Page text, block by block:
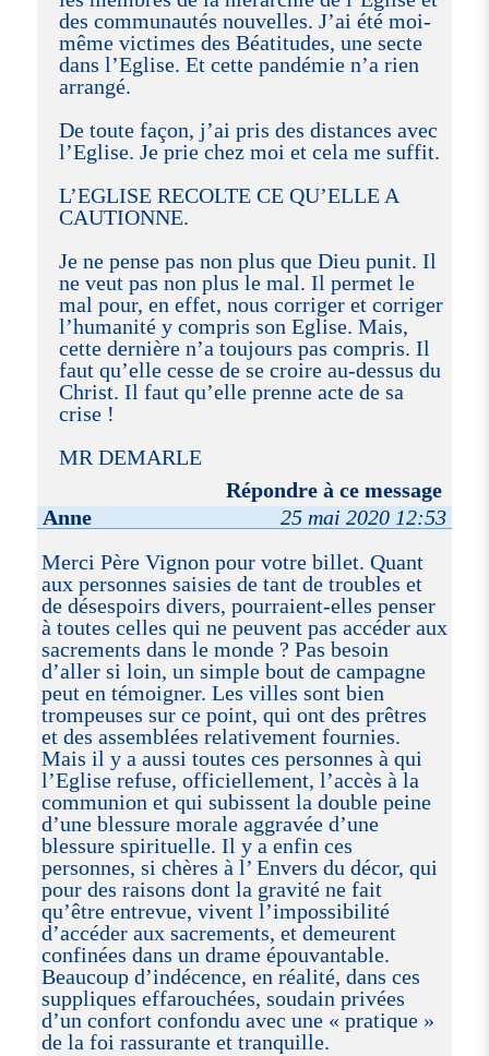
des communautés nouvelles. J’ai été moi-
même victimes des Béatitudes, une secte
dans l’Eglise. Et cette pandémie n’a rien
arrangé.
De toute façon, j’ai pris des distances avec
l’Eglise. Je prie chez moi et cela me suffit.
L’EGLISE RECOLTE CE QU’ELLE A
CAUTIONNE.
Je ne pense pas non plus que Dieu punit. Il
ne veut pas non plus le mal. Il permet le
mal pour, en effet, nous corriger et corriger
l’humanité y compris son Eglise. Mais,
cette dernière n’a toujours pas compris. Il
faut qu’elle cesse de se croire au-dessus du
Christ. Il faut qu’elle prenne acte de sa
crise !
MR DEMARLE
Répondre à ce message
Anne
25 mai 2020 12:53
Merci Père Vignon pour votre billet. Quant
aux personnes saisies de tant de troubles et
de désespoirs divers, pourraient-elles penser
à toutes celles qui ne peuvent pas accéder aux
sacrements dans le monde ? Pas besoin
d’aller si loin, un simple bout de campagne
peut en témoigner. Les villes sont bien
trompeuses sur ce point, qui ont des prêtres
et des assemblées relativement fournies.
Mais il y a aussi toutes ces personnes à qui
l’Eglise refuse, officiellement, l’accès à la
communion et qui subissent la double peine
d’une blessure morale aggravée d’une
blessure spirituelle. Il y a enfin ces
personnes, si chères à l’ Envers du décor, qui
pour des raisons dont la gravité ne fait
qu’être entrevue, vivent l’impossibilité
d’accéder aux sacrements, et demeurent
confinées dans un drame épouvantable.
Beaucoup d’indécence, en réalité, dans ces
suppliques effarouchées, soudain privées
d’un confort confondu avec une « pratique »
de la foi rassurante et tranquille.